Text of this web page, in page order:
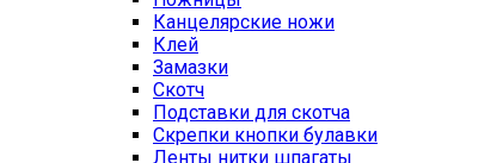
Канцелярские ножи
Клей
Замазки
Скотч
Подставки для скотча
Скрепки кнопки булавки
Ленты нитки шпагаты